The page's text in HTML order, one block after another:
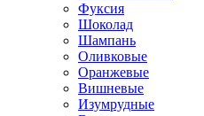
Фуксия
Шоколад
Шампань
Оливковые
Оранжевые
Вишневые
Изумрудные